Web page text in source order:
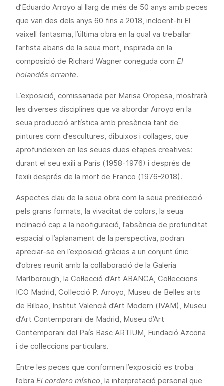
d’Eduardo Arroyo al llarg de més de 50 anys amb peces
que van des dels anys 60 fins a 2018, incloent-hi El
vaixell fantasma, l’última obra en la qual va treballar
l’artista abans de la seua mort, inspirada en la
composició de Richard Wagner coneguda com El
holandés errante.
L’exposició, comissariada per Marisa Oropesa, mostrarà
les diverses disciplines que va abordar Arroyo en la
seua producció artística amb presència tant de
pintures com d’escultures, dibuixos i collages, que
aprofundeixen en les seues dues etapes creatives:
durant el seu exili a París (1958-1976) i després de
l’exili després de la mort de Franco (1976-2018).
Aspectes clau de la seua obra com la seua predilecció
pels grans formats, la vivacitat de colors, la seua
inclinació cap a la neofiguració, l’absència de profunditat
espacial o l’aplanament de la perspectiva, podran
apreciar-se en l’exposició gràcies a un conjunt únic
d’obres reunit amb la col·laboració de la Galeria
Marlborough, la Col·lecció d’Art ABANCA, Col·leccions
ICO Madrid, Col·lecció P. Arroyo, Museu de Belles arts
de Bilbao, Institut Valencià d’Art Modern (IVAM), Museu
d’Art Contemporani de Madrid, Museu d’Art
Contemporani del País Basc ARTIUM, Fundació Azcona
i de col·leccions particulars.
Entre les peces que conformen l’exposició es troba
l’obra El cordero místico, la interpretació personal que